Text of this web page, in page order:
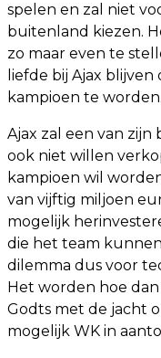
spelen en zal niet
buitenland kiezen.
zo maar even te
liefde bij Ajax
kampioen te worden.
Ajax zal een van
ook niet willen
kampioen wil
van vijftig miljoen
mogelijk
die het team
dilemma dus voor
Het worden hoe
Godts met de jacht
mogelijk WK in